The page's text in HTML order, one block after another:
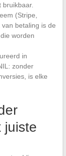
(Stripe,
betaling is de
worden
in
zonder
is elke
juiste